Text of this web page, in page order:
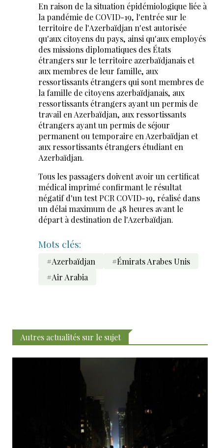
En raison de la situation épidémiologique liée à
la pandémie de COVID-19, l'entrée sur le
territoire de l'Azerbaïdjan n'est autorisée
qu'aux citoyens du pays, ainsi qu'aux employés
des missions diplomatiques des États
étrangers sur le territoire azerbaïdjanais et
aux membres de leur famille, aux
ressortissants étrangers qui sont membres de
la famille de citoyens azerbaïdjanais, aux
ressortissants étrangers ayant un permis de
travail en Azerbaïdjan, aux ressortissants
étrangers ayant un permis de séjour
permanent ou temporaire en Azerbaïdjan et
aux ressortissants étrangers étudiant en
Azerbaïdjan.
Tous les passagers doivent avoir un certificat
médical imprimé confirmant le résultat
négatif d'un test PCR COVID-19, réalisé dans
un délai maximum de 48 heures avant le
départ à destination de l'Azerbaïdjan.
Mots clés:
#Azerbaïdjan
#Émirats Arabes Unis
#Air Arabia
Autres actualités sur le sujet